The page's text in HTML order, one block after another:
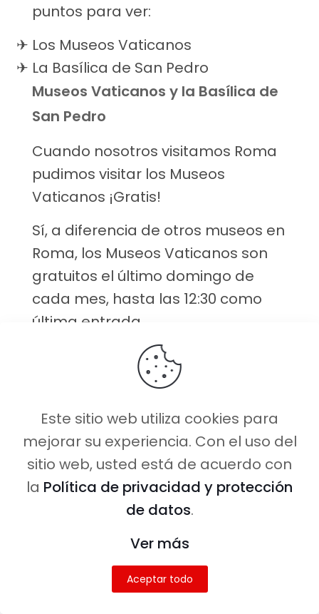
puntos para ver:
Los Museos Vaticanos
La Basílica de San Pedro
Museos Vaticanos y la Basílica de
San Pedro
Cuando nosotros visitamos Roma
pudimos visitar los Museos
Vaticanos ¡Gratis!
Sí, a diferencia de otros museos en
Roma, los Museos Vaticanos son
gratuitos el último domingo de
cada mes, hasta las 12:30 como
última entrada.
Por eso, si tu visita coincide con esa
fecha aprovéchalo y madruga
gigantescas. Nosotros
empezamos la cola a las 4 de la
madrugada para ser de los
primeros en ingresar.
coincidas tu visita con el día gratis
así que lo mejor es que hagas la
reserva por Internet.
Este sitio web utiliza cookies para
mejorar su experiencia. Con el uso del
sitio web, usted está de acuerdo con
la Política de privacidad y protección
de datos.
Ver más
Aceptar todo